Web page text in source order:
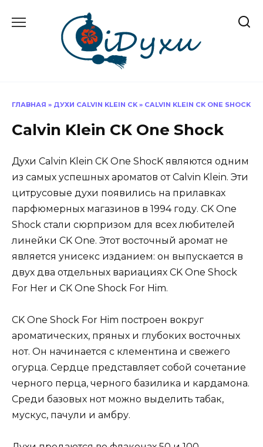
содержанию
ГЛАВНАЯ » ДУХИ CALVIN KLEIN CK » CALVIN KLEIN CK ONE SHOCK
Calvin Klein CK One Shock
Духи Calvin Klein CK One ShocK являются одним
из самых успешных ароматов от Calvin Klein. Эти
цитрусовые духи появились на прилавках
парфюмерных магазинов в 1994 году. CK One
Shock стали сюрпризом для всех любителей
линейки CK One. Этот восточный аромат не
является унисекс изданием: он выпускается в
двух два отдельных вариациях CK One Shock
For Her и CK One Shock For Him.
CK One Shock For Him построен вокруг
ароматических, пряных и глубоких восточных
нот. Он начинается с клементина и свежего
огурца. Сердце представляет собой сочетание
черного перца, черного базилика и кардамона.
Среди базовых нот можно выделить табак,
мускус, пачули и амбру.